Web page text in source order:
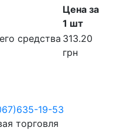
Цена за
1 шт
средства 313.20
грн
19-53
торговля